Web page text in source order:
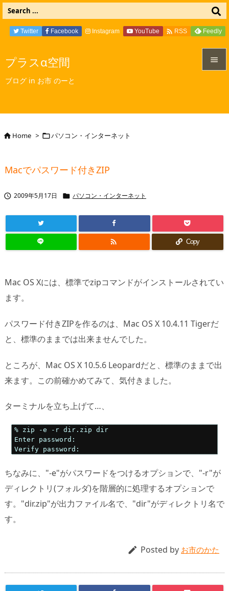
プラスα空間
ブログ in お市 のーと

Twitter Facebook Instagram YouTube  RSS Feedly
Home > パソコン・インターネット
Macでパスワード付きZIP
 2009年5月17日  パソコン・インターネット
 Copy
Mac OS Xには、標準でzipコマンドがインストールされてい
ます。
パスワード付きZIPを作るのは、Mac OS X 10.4.11 Tigerだ
と、標準のままでは出来ませんでした。
ところが、Mac OS X 10.5.6 Leopardだと、標準のままで出
来ます。この前確かめてみて、気付きました。
ターミナルを立ち上げて…、
% zip -e -r dir.zip dir
Enter password:
Verify password:
ちなみに、"-e"がパスワードをつけるオプションで、"-r"が
ディレクトリ(フォルダ)を階層的に処理するオプションで
す。"dir.zip"が出力ファイル名で、"dir"がディレクトリ名で
す。
 Posted by お市のかた